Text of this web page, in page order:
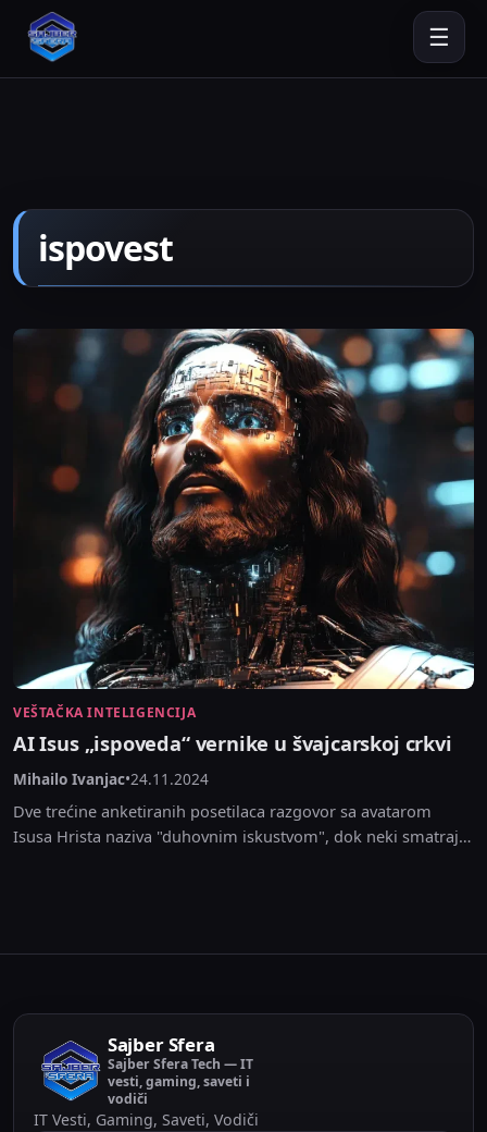
☰
ispovest
VEŠTAČKA INTELIGENCIJA
AI Isus „ispoveda“ vernike u švajcarskoj crkvi
Mihailo Ivanjac•24.11.2024
Dve trećine anketiranih posetilaca razgovor sa avatarom
Isusa Hrista naziva "duhovnim iskustvom", dok neki smatraju
Sajber Sfera
Sajber Sfera Tech — IT
vesti, gaming, saveti i
vodiči
IT Vesti, Gaming, Saveti, Vodiči